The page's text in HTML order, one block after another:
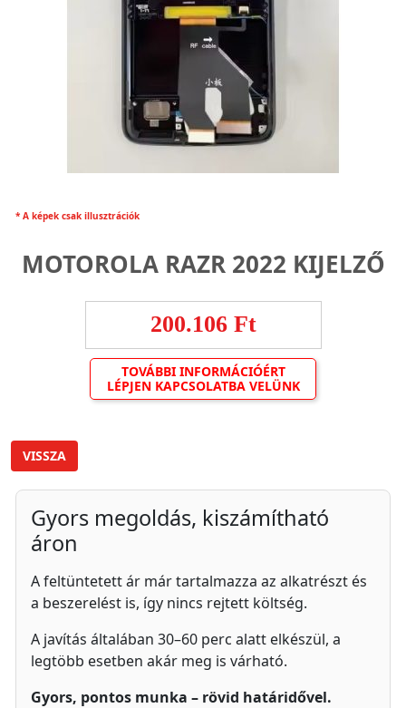
* A képek csak illusztrációk
MOTOROLA RAZR 2022 KIJELZŐ
200.106 Ft
TOVÁBBI INFORMÁCIÓÉRT
LÉPJEN KAPCSOLATBA VELÜNK
VISSZA
Gyors megoldás, kiszámítható
áron
A feltüntetett ár már tartalmazza az alkatrészt és
a beszerelést is, így nincs rejtett költség.
A javítás általában 30–60 perc alatt elkészül, a
legtöbb esetben akár meg is várható.
Gyors, pontos munka – rövid határidővel.